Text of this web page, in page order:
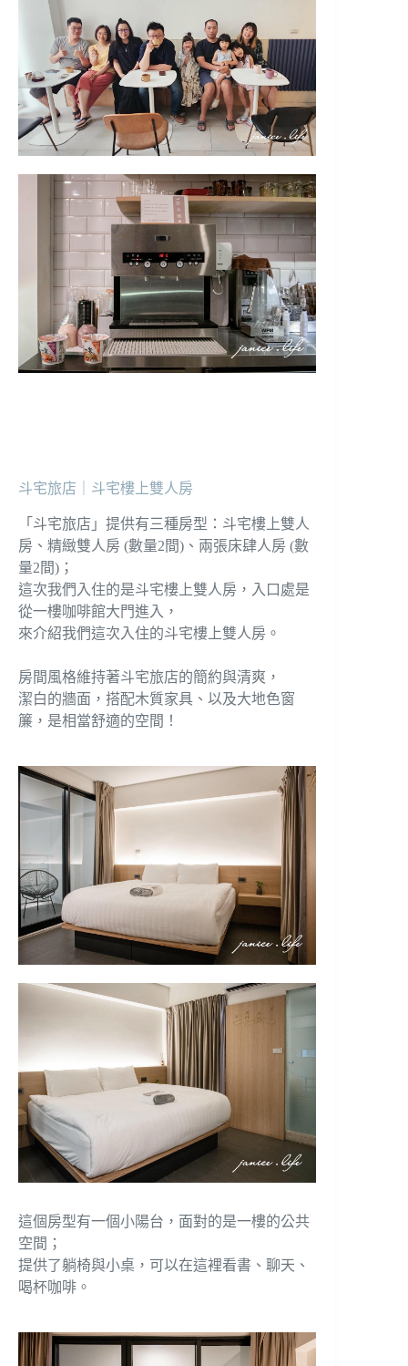
斗宅旅店｜斗宅樓上雙人房
「斗宅旅店」提供有三種房型：斗宅樓上雙人
房、精緻雙人房 (數量2間)、兩張床肆人房 (數
量2間)；
這次我們入住的是斗宅樓上雙人房，入口處是
從一樓咖啡館大門進入，
來介紹我們這次入住的斗宅樓上雙人房。
房間風格維持著斗宅旅店的簡約與清爽，
潔白的牆面，搭配木質家具、以及大地色窗
簾，是相當舒適的空間！
這個房型有一個小陽台，面對的是一樓的公共
空間；
提供了躺椅與小桌，可以在這裡看書、聊天、
喝杯咖啡。